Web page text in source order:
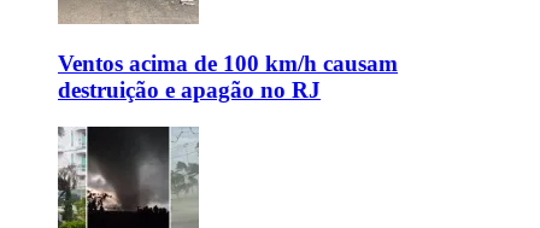
Ventos acima de 100 km/h causam
destruição e apagão no RJ